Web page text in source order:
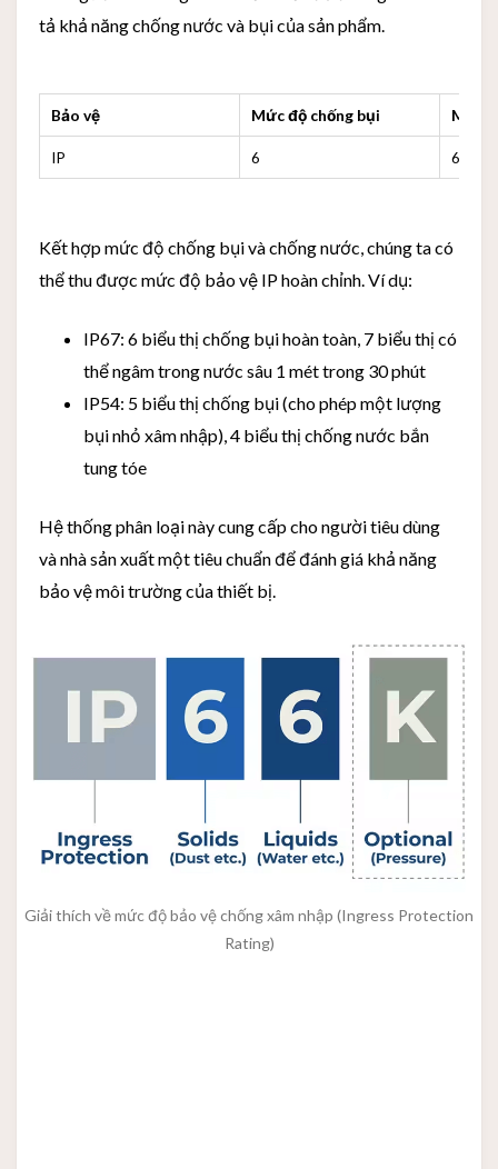
tả khả năng chống nước và bụi của sản phẩm.
Bảo vệ Mức độ chống bụi Mức
IP 6 6
Kết hợp mức độ chống bụi và chống nước, chúng ta có
thể thu được mức độ bảo vệ IP hoàn chỉnh. Ví dụ:
IP67: 6 biểu thị chống bụi hoàn toàn, 7 biểu thị có
thể ngâm trong nước sâu 1 mét trong 30 phút
IP54: 5 biểu thị chống bụi (cho phép một lượng
bụi nhỏ xâm nhập), 4 biểu thị chống nước bắn
tung tóe
Hệ thống phân loại này cung cấp cho người tiêu dùng
và nhà sản xuất một tiêu chuẩn để đánh giá khả năng
bảo vệ môi trường của thiết bị.
Giải thích về mức độ bảo vệ chống xâm nhập (Ingress Protection
Rating)